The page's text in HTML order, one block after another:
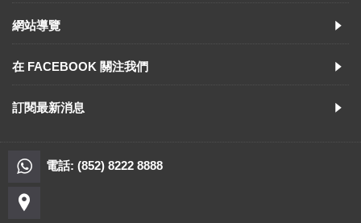
網站導覽
在 FACEBOOK 關注我們
訂閱最新消息
電話: (852) 8222 8888